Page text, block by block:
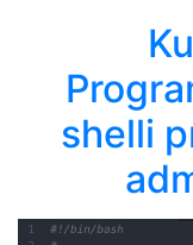
shelli